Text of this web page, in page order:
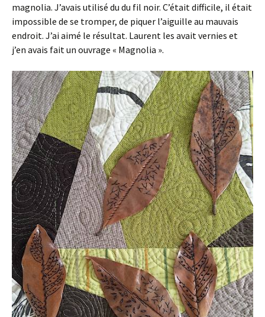
magnolia. J’avais utilisé du du fil noir. C’était difficile, il était
impossible de se tromper, de piquer l’aiguille au mauvais
endroit. J’ai aimé le résultat. Laurent les avait vernies et
j’en avais fait un ouvrage « Magnolia ».